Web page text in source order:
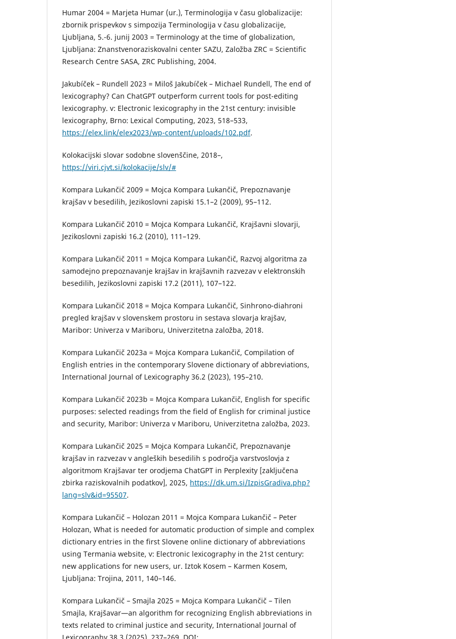
Humar 2004 = Marjeta Humar (ur.), Terminologija v času globalizacije:
zbornik prispevkov s simpozija Terminologija v času globalizacije,
Ljubljana, 5.-6. junij 2003 = Terminology at the time of globalization,
Ljubljana: Znanstvenoraziskovalni center SAZU, Založba ZRC = Scientific
Research Centre SASA, ZRC Publishing, 2004.
Jakubíček – Rundell 2023 = Miloš Jakubíček – Michael Rundell, The end of
lexicography? Can ChatGPT outperform current tools for post-editing
lexicography. v: Electronic lexicography in the 21st century: invisible
lexicography, Brno: Lexical Computing, 2023, 518–533,
https://elex.link/elex2023/wp-content/uploads/102.pdf.
Kolokacijski slovar sodobne slovenščine, 2018–,
https://viri.cjvt.si/kolokacije/slv/#
Kompara Lukančič 2009 = Mojca Kompara Lukančič, Prepoznavanje
krajšav v besedilih, Jezikoslovni zapiski 15.1–2 (2009), 95–112.
Kompara Lukančič 2010 = Mojca Kompara Lukančič, Krajšavni slovarji,
Jezikoslovni zapiski 16.2 (2010), 111–129.
Kompara Lukančič 2011 = Mojca Kompara Lukančič, Razvoj algoritma za
samodejno prepoznavanje krajšav in krajšavnih razvezav v elektronskih
besedilih, Jezikoslovni zapiski 17.2 (2011), 107–122.
Kompara Lukančič 2018 = Mojca Kompara Lukančič, Sinhrono-diahroni
pregled krajšav v slovenskem prostoru in sestava slovarja krajšav,
Maribor: Univerza v Mariboru, Univerzitetna založba, 2018.
Kompara Lukančič 2023a = Mojca Kompara Lukančič, Compilation of
English entries in the con­temporary Slovene dictionary of abbreviations,
International Journal of Lexicography 36.2 (2023), 195–210.
Kompara Lukančič 2023b = Mojca Kompara Lukančič, English for specific
purposes: selected read­ings from the field of English for criminal justice
and security, Maribor: Univerza v Mariboru, Univerzitetna založba, 2023.
Kompara Lukančič 2025 = Mojca Kompara Lukančič, Prepoznavanje
krajšav in razvezav v angleških besedilih s področja varstvoslovja z
algoritmom Krajšavar ter orodjema ChatGPT in Perplexity [zaključena
zbirka raziskovalnih podatkov], 2025, https://dk.um.si/IzpisGradiva.php?
lang=slv&id=95507.
Kompara Lukančič – Holozan 2011 = Mojca Kompara Lukančič – Peter
Holozan, What is needed for automatic production of simple and complex
dictionary entries in the first Slovene online dictionary of abbreviations
using Termania website, v: Electronic lexicography in the 21st century:
new applications for new users, ur. Iztok Kosem – Karmen Kosem,
Ljubljana: Trojina, 2011, 140–146.
Kompara Lukančič – Smajla 2025 = Mojca Kompara Lukančič – Tilen
Smajla, Krajšavar—an algorithm for recognizing English abbreviations in
texts related to criminal justice and security, International Journal of